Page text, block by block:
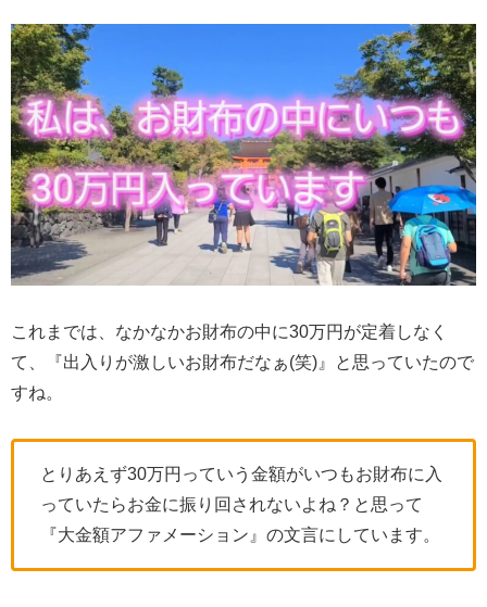
これまでは、なかなかお財布の中に30万円が定着しなく
て、『出入りが激しいお財布だなぁ(笑)』と思っていたので
すね。
とりあえず30万円っていう金額がいつもお財布に入
っていたらお金に振り回されないよね？と思って
『大金額アファメーション』の文言にしています。